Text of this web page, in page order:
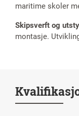
maritime skoler
Skipsverft og
montasje.